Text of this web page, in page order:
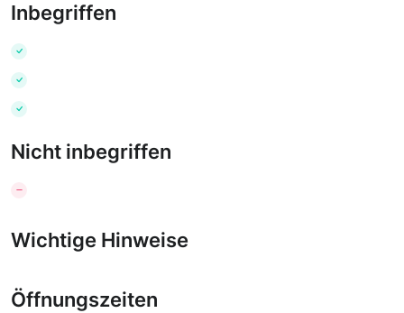
Inbegriffen
Nicht inbegriffen
Wichtige Hinweise
Öffnungszeiten